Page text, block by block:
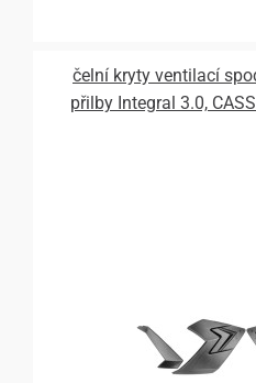
čelní kryty ventilací
přilby Integral 3.0,